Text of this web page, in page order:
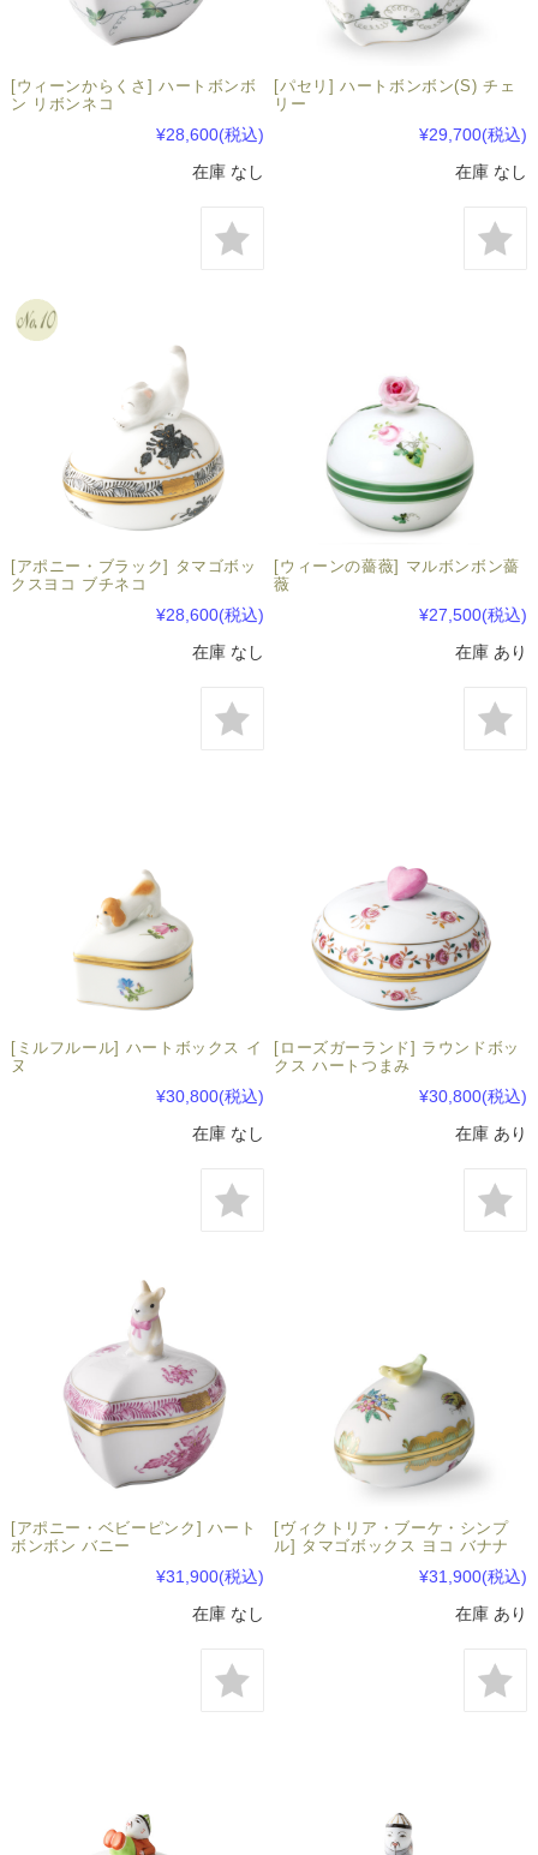
[ウィーンからくさ] ハートボンボ
ン リボンネコ
¥28,600(税込)
在庫 なし
[パセリ] ハートボンボン(S) チェ
リー
¥29,700(税込)
在庫 なし
[アポニー・ブラック] タマゴボッ
クスヨコ ブチネコ
¥28,600(税込)
在庫 なし
[ウィーンの薔薇] マルボンボン薔
薇
¥27,500(税込)
在庫 あり
[ミルフルール] ハートボックス イ
ヌ
¥30,800(税込)
在庫 なし
[ローズガーランド] ラウンドボッ
クス ハートつまみ
¥30,800(税込)
在庫 あり
[アポニー・ベビーピンク] ハート
ボンボン バニー
¥31,900(税込)
在庫 なし
[ヴィクトリア・ブーケ・シンプ
ル] タマゴボックス ヨコ バナナ
¥31,900(税込)
在庫 あり